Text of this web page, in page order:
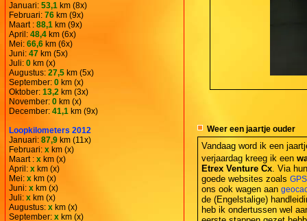
Januari: 53,1 km (8x)
Februari: 76 km (9x)
Maart : 88,1 km (9x)
April: 48,4 km (6x)
Mei: 66,6 km (6x)
Juni: 47 km (5x)
Juli: 0 km (x)
Augustus: 27,5 km (5x)
September: 0 km (x)
Oktober: 13,2 km (3x)
November: 0 km (x)
December: 41,1 km (9x)
Loopkilometers 2012
Januari: 87,9 km (11x)
Februari: x km (x)
Maart : x km (x)
April: x km (x)
Mei: x km (x)
Juni: x km (x)
Juli: x km (x)
Augustus: x km (x)
September: x km (x)
Weer een jaartje ouder
Vandaag word ik een
verjaardag kreeg ik een
Etrex Venture Cx . Via
goede websites zoals
ons ook wagen aan
de (Engelstalige)
heb ik ondertussen wel